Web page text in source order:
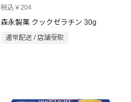
税込￥204
森永製菓 クックゼラチン 30g
通常配送 / 店舗受取